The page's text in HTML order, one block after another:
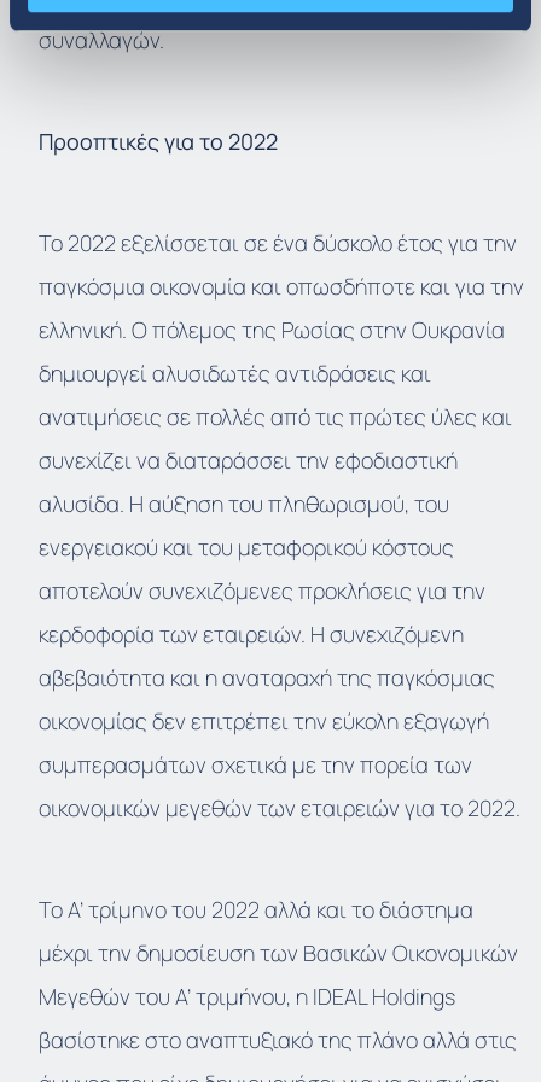
συναλλαγών.
Προοπτικέςγια το 2022
Το 2022 εξελίσσεται σε ένα δύσκολο έτος για την
παγκόσμια οικονομία και οπωσδήποτε και για την
ελληνική. Ο πόλεμος της Ρωσίας στην Ουκρανία
δημιουργεί αλυσιδωτές αντιδράσεις και
ανατιμήσεις σε πολλές από τις πρώτες ύλες και
συνεχίζει να διαταράσσει την εφοδιαστική
αλυσίδα. Η αύξηση του πληθωρισμού, του
ενεργειακού και του μεταφορικού κόστους
αποτελούν συνεχιζόμενες προκλήσεις για την
κερδοφορία των εταιρειών. Η συνεχιζόμενη
αβεβαιότητα και η αναταραχή της παγκόσμιας
οικονομίας δεν επιτρέπει την εύκολη εξαγωγή
συμπερασμάτων σχετικά με την πορεία των
οικονομικών μεγεθών των εταιρειών για το 2022.
Το Α’ τρίμηνο του 2022 αλλά και το διάστημα
μέχρι την δημοσίευση των Βασικών Οικονομικών
Μεγεθών του Α’ τριμήνου, η IDEAL Holdings
βασίστηκε στο αναπτυξιακό της πλάνο αλλά στις